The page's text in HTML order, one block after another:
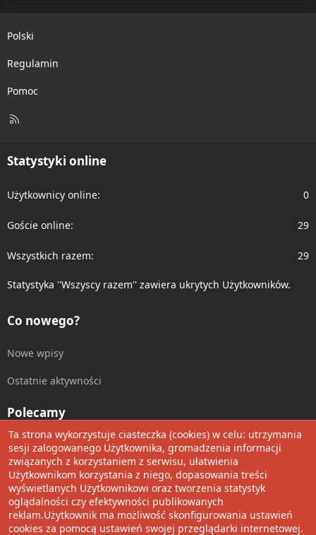
Polski
Regulamin
Pomoc
R
Statystyki online
Użytkownicy online 0
Goście online 29
Wszystkich razem 29
Statystyka ''Wszyscy razem'' zawiera ukrytych Użytkowników.
Co nowego?
Nowe wpisy
Ostatnie aktywności
Polecamy
Wolnościowe cytaty
Udostępnij
Facebook
TwitterRedditPinterest
TumblrWhatsApp
Umieść Link
Ta strona wykorzystuje ciasteczka (cookies) w celu: utrzymania
sesji zalogowanego Użytkownika, gromadzenia informacji
związanych z korzystaniem z serwisu, ułatwienia
Użytkownikom korzystania z niego, dopasowania treści
wyświetlanych Użytkownikowi oraz tworzenia statystyk
oglądalności czy efektywności publikowanych
reklam.Użytkownik ma możliwość skonfigurowania ustawień
cookies za pomocą ustawień swojej przeglądarki internetowej.